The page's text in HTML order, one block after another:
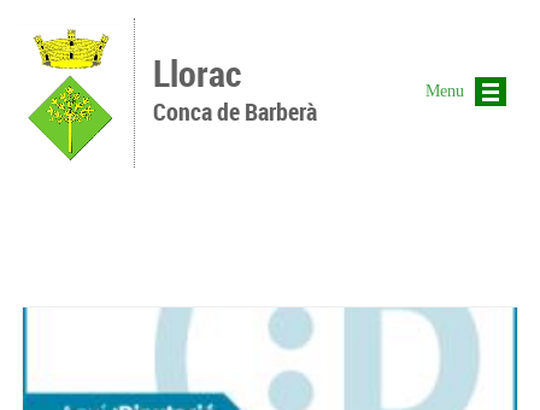
Llorac
Conca de Barberà
Menu